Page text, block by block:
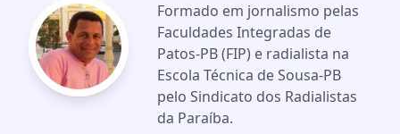
Formado em jornalismo pelas
Faculdades Integradas de
Patos-PB (FIP) e radialista na
Escola Técnica de Sousa-PB
pelo Sindicato dos Radialistas
da Paraíba.